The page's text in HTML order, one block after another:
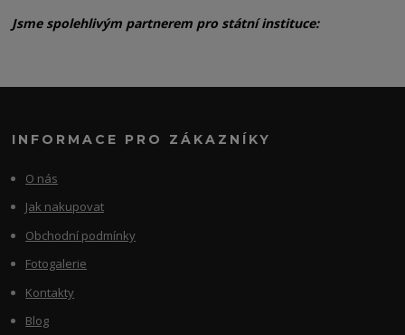
Jsme spolehlivým partnerem pro státní instituce:
INFORMACE PRO ZÁKAZNÍKY
O nás
Jak nakupovat
Obchodní podmínky
Fotogalerie
Kontakty
Blog